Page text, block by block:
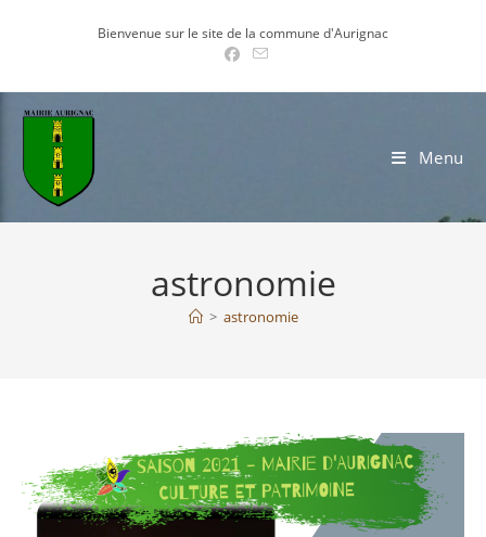
Bienvenue sur le site de la commune d'Aurignac
Menu
astronomie
> astronomie